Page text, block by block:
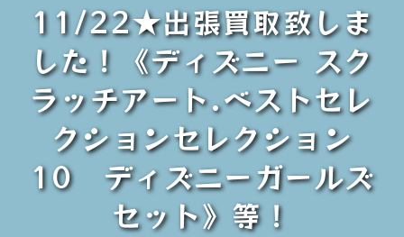
11/22★出張買取致しま
した！《ディズニー スク
ラッチアート.ベストセレ
クションセレクション
10 ディズニーガールズ
セット》等！